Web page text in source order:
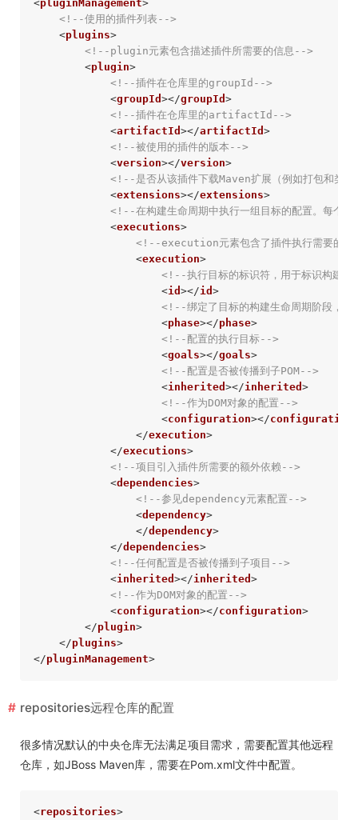
<pluginManagement>
<!--使用的插件列表-->
<plugins>
<!--plugin元素包含描述插件所需要的信息-->
<plugin>
<!--插件在仓库里的groupId-->
<groupId ></groupId >
<!--插件在仓库里的artifactId-->
<artifactId ></artifactId >
<!--被使用的插件的版本-->
<version></version>
<!--是否从该插件下载Maven扩展（例如打包和类
<extensions></extensions>
<!--在构建生命周期中执行一组目标的配置。每个
<executions>
<!--execution元素包含了插件执行需要的
<execution>
<!--执行目标的标识符，用于标识构建过
<id ></id >
<!--绑定了目标的构建生命周期阶段，如
<phase></phase>
<!--配置的执行目标-->
<goals></goals>
<!--配置是否被传播到子POM-->
<inherited ></inherited >
<!--作为DOM对象的配置-->
<configuration></configuration
</execution>
</executions>
<!--项目引入插件所需要的额外依赖-->
<dependencies>
<!--参见dependency元素配置-->
<dependency>
</dependency>
</dependencies>
<!--任何配置是否被传播到子项目-->
<inherited ></inherited >
<!--作为DOM对象的配置-->
<configuration></configuration>
</plugin>
</plugins>
</pluginManagement>
repositories远程仓库的配置
很多情况默认的中央仓库无法满足项目需求，需要配置其他远程
仓库，如JBoss Maven库，需要在Pom.xml文件中配置。
<repositories>